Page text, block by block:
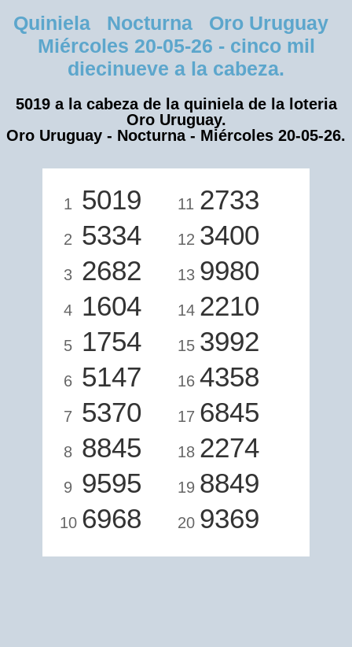
Quiniela Nocturna Oro Uruguay
Miércoles 20-05-26 - cinco mil
diecinueve a la cabeza.
5019 a la cabeza de la quiniela de la loteria
Oro Uruguay.
Oro Uruguay - Nocturna - Miércoles 20-05-26.
1 5019
2 5334
3 2682
4 1604
5 1754
6 5147
7 5370
8 8845
9 9595
10 6968
11 2733
12 3400
13 9980
14 2210
15 3992
16 4358
17 6845
18 2274
19 8849
20 9369